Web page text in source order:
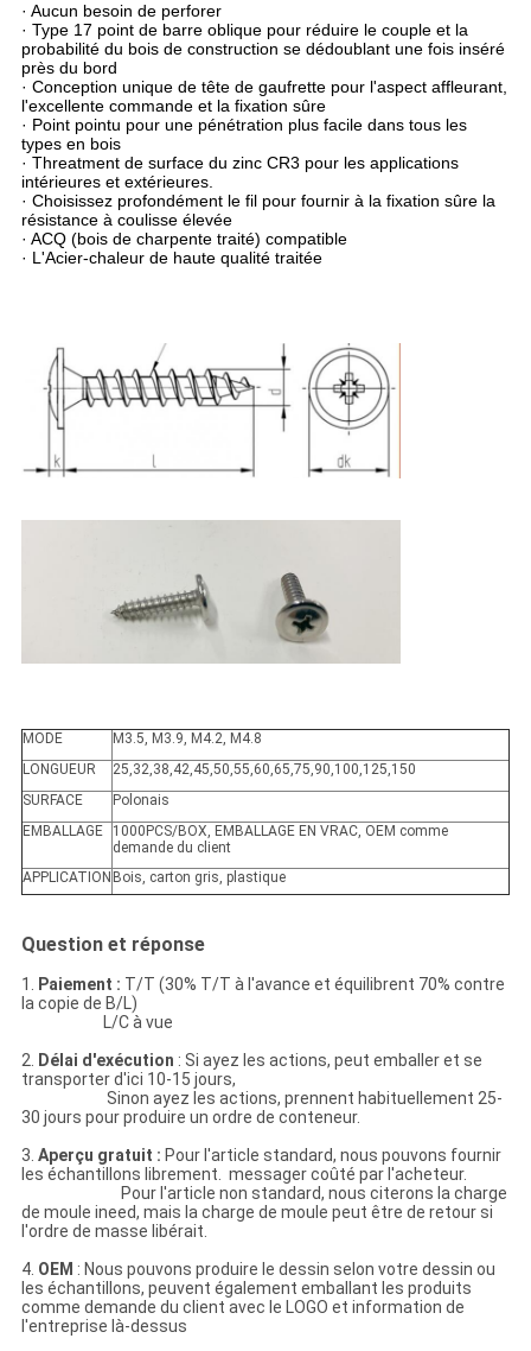
· Aucun besoin de perforer
· Type 17 point de barre oblique pour réduire le couple et la
probabilité du bois de construction se dédoublant une fois inséré
près du bord
· Conception unique de tête de gaufrette pour l'aspect affleurant,
l'excellente commande et la fixation sûre
· Point pointu pour une pénétration plus facile dans tous les
types en bois
· Threatment de surface du zinc CR3 pour les applications
intérieures et extérieures.
· Choisissez profondément le fil pour fournir à la fixation sûre la
résistance à coulisse élevée
· ACQ (bois de charpente traité) compatible
· L'Acier-chaleur de haute qualité traitée
MODE
M3.5, M3.9, M4.2, M4.8
LONGUEUR
25,32,38,42,45,50,55,60,65,75,90,100,125,150
SURFACE
Polonais
EMBALLAGE
1000PCS/BOX, EMBALLAGE EN VRAC, OEM comme
demande du client
APPLICATION Bois, carton gris, plastique
Question et réponse
1. Paiement : T/T (30% T/T à l'avance et équilibrent 70% contre
la copie de B/L)
L/C à vue
2.
Délai d'exécution : Si ayez les actions, peut emballer et se
transporter d'ici 10-15 jours,
Sinon ayez les actions, prennent habituellement 25-
30 jours pour produire un ordre de conteneur.
3. Aperçu gratuit : Pour l'article standard, nous pouvons fournir
les échantillons librement. messager coûté par l'acheteur.
Pour l'article non standard, nous citerons la charge
de moule ineed, mais la charge de moule peut être de retour si
l'ordre de masse libérait.
4. OEM : Nous pouvons produire le dessin selon votre dessin ou
les échantillons, peuvent également emballant les produits
comme demande du client avec le LOGO et information de
l'entreprise là-dessus